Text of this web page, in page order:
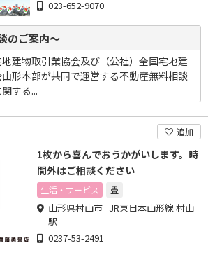
023-652-9070
のご案内～
地建物取引業協会及び（公社）全国宅地建
形本部が共同で運営する不動産無料相談
する...
追加
1枚から喜んでおうかがいします。時
間外はご相談ください
生活・サービス 畳
山形県村山市 JR東日本山形線 村山
駅
0237-53-2491